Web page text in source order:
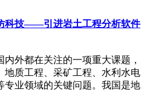
科技——引进岩土工程分析软件
外都在关注的一项重大课题，
地质工程、采矿工程、水利水电
专业领域的关键问题。我国是地